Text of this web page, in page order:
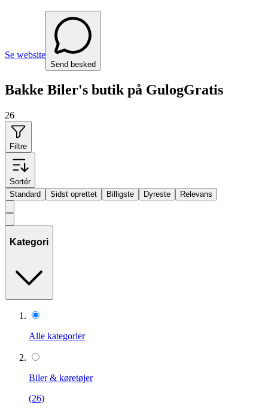
Se website
Send besked
Bakke Biler's butik på GulogGratis
26
Filtre
Sortér
Standard
Sidst oprettet Billigste Dyreste Relevans
Kategori
Alle kategorier
Biler & køretøjer
(26)